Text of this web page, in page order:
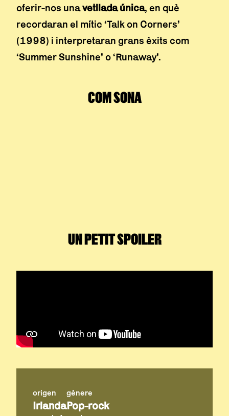
oferir-nos unavetllada única, en què
recordaran el mític ‘Talk on Corners’
(1998) i interpretaran grans èxits com
‘Summer Sunshine’ o ‘Runaway’.
COM SONA
UN PETIT SPOILER
origen
Irlanda
gènere
Pop-rock